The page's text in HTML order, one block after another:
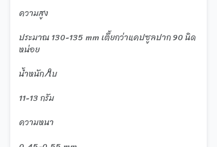
ความสูง
ประมาณ 130-135 mm เตี้ยกว่าแคปซูลปาก 90 นิด
หน่อย
น้ำหนัก/ใบ
11-13 กรัม
ความหนา